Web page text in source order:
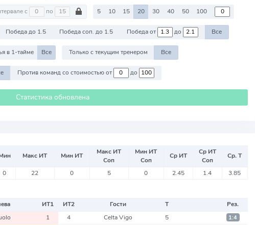
На интервале с по 5 10 15 20 30 40 50 100
Победа до 1.5 Победа соп. до 1.5 Победа от до Все
в 1-тайме Все Только с текущим тренером Все
Против команд со стоимостью от до
Статистика обновлена
Макс ИТ Мин ИТ
Макс ИТ
Соп
Мин ИТ
Соп
Ср ИТ
Ср ИТ
Соп
Ср. Т
0 22 0 5 0 2.45 1.4 3.85
ИТ1 ИТ2 Гости Т
Рез.
1 4 Celta Vigo 5 1:4